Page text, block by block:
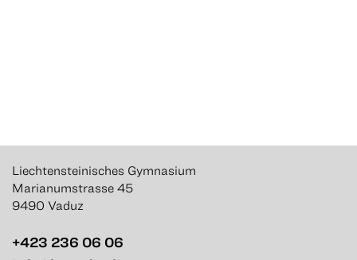
Liechtensteinisches Gymnasium
Marianumstrasse 45
9490 Vaduz
+423 236 06 06